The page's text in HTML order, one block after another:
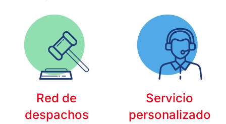
Red de
despachos
Servicio
personalizado